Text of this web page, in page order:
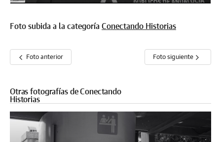
Foto subida a la categoría Conectando Historias
Foto anterior Foto siguiente
Otras fotografías de Conectando
Historias